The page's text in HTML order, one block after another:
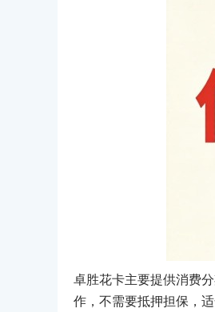
卓胜花卡主要提供消费
作，不需要抵押担保，